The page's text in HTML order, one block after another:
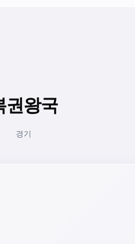
권왕국
경기